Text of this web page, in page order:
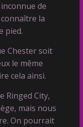
de
connaître la
pied.
Chester soit
le même
cela ainsi.
Ringed City,
mais nous
On pourrait